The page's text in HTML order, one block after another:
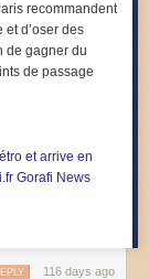
recommandent
d’oser des
de gagner du
de passage
et arrive en
Gorafi News
116 days ago